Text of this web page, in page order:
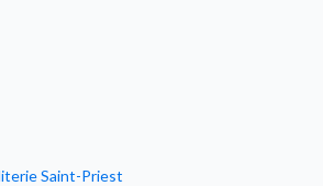
Saint-Priest